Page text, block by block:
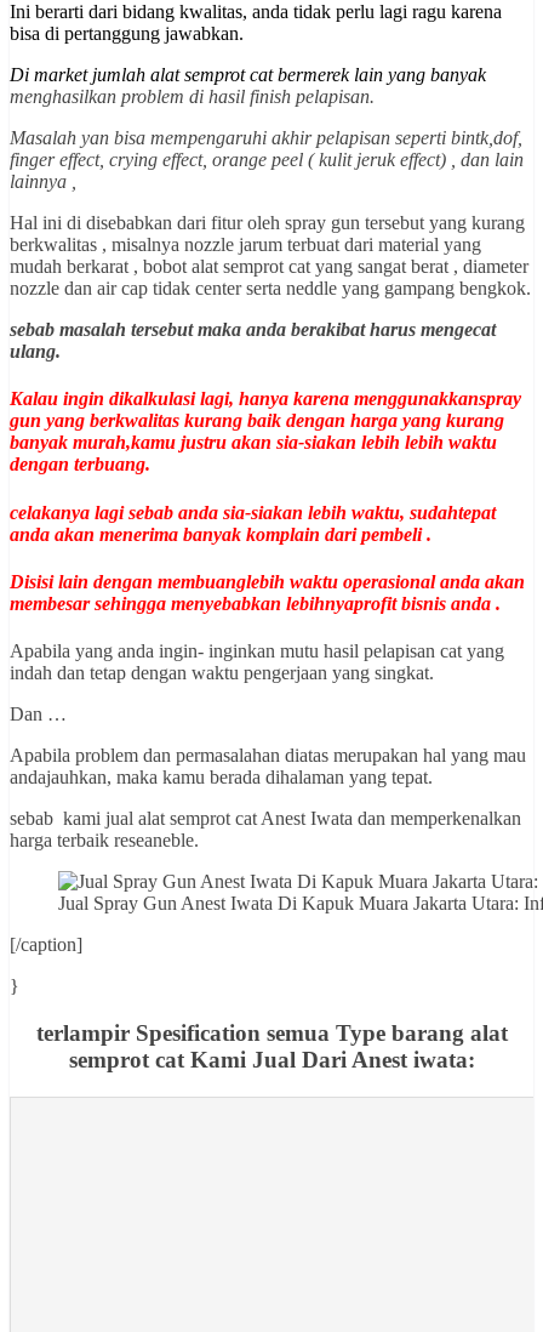
Ini berarti dari bidang kwalitas, anda tidak perlu lagi ragu karena
bisa di pertanggung jawabkan.
Di market jumlah alat semprot cat bermerek lain yang banyak
menghasilkan problem di hasil finish pelapisan.
Masalah yan bisa mempengaruhi akhir pelapisan seperti bintk,dof,
finger effect, crying effect, orange peel ( kulit jeruk effect) , dan lain
lainnya ,
Hal ini di disebabkan dari fitur oleh spray gun tersebut yang kurang
berkwalitas , misalnya nozzle jarum terbuat dari material yang
mudah berkarat , bobot alat semprot cat yang sangat berat , diameter
nozzle dan air cap tidak center serta neddle yang gampang bengkok.
sebab masalah tersebut maka anda berakibat harus mengecat
ulang.
Kalau ingin dikalkulasi lagi, hanya karena menggunakkanspray
gun yang berkwalitas kurang baik dengan harga yang kurang
banyak murah,kamu justru akan sia-siakan lebih lebih waktu
dengan terbuang.
celakanya lagi sebab anda sia-siakan lebih waktu, sudahtepat
anda akan menerima banyak komplain dari pembeli .
Disisi lain dengan membuanglebih waktu operasional anda akan
membesar sehingga menyebabkan lebihnyaprofit bisnis anda .
Apabila yang anda ingin- inginkan mutu hasil pelapisan cat yang
indah dan tetap dengan waktu pengerjaan yang singkat.
Dan …
Apabila problem dan permasalahan diatas merupakan hal yang mau
andajauhkan, maka kamu berada dihalaman yang tepat.
sebab kami jual alat semprot cat Anest Iwata dan memperkenalkan
harga terbaik reseaneble.
Jual Spray Gun Anest Iwata Di Kapuk Muara Jakarta
[/caption]
}
terlampir Spesification semua Type barang alat
semprot cat Kami Jual Dari Anest iwata: